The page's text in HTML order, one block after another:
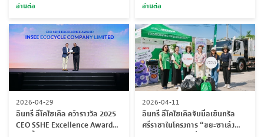
อุตสาหกรรมอย่างยั่งยืนในงาน 25
Years of Partnership for a Net
Zero Future: 25 ปีแห่งความร่วม
มือ สู่อนาคตการปล่อยก๊าซเรือน
กระจกสุทธิเป็นศูนย์
อ่านต่อ อ่านต่อ
2026-04-29
อินทรี อีโคไซเคิล คว้ารางวัล 2025
CEO SSHE Excellence Award
2026-04-11
อินทรี อีโคไซเคิลจับมือเซ็นทรัล
ศรีราชาในโครงการ “ขยะซาเล้ง